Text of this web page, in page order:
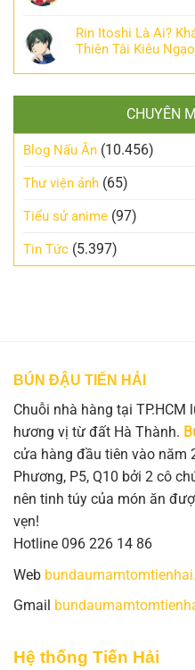
Rin Itoshi Là Ai?
Thiên Tài Kiêu
CHUYÊN
Blog Nấu Ăn (10.456)
Thư viện ảnh (65)
Tiểu sử anime (97)
Tin Tức (5.397)
BÚN ĐẬU TIẾN HẢI
Chuỗi nhà hàng tại
hương vị từ đất Hà Thành.
cửa hàng đầu tiên vào năm
Phương, P5, Q10 bởi 2 cô
nên tinh túy của món ăn
vẹn!
Hotline 096 226 14 86
Web
Gmail
Hệ thống Tiến Hải